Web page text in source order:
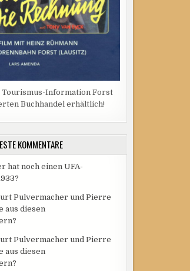
Tourismus-Information Forst
Buchhandel erhältlich!
KOMMENTARE
hat noch einen UFA-
Pulvermacher und Pierre
aus diesen
Pulvermacher und Pierre
aus diesen